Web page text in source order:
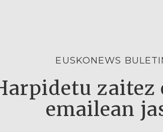
EUSKONEWS
zaitez
emailean